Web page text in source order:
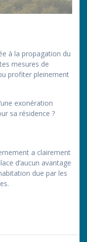
à la propagation du
mesures de
profiter pleinement
exonération
sa résidence ?
a clairement
d’aucun avantage
due par les